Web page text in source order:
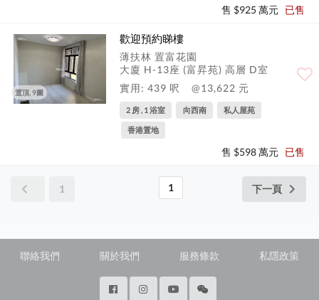
售 $925 萬元 已售
置頂, 9圖
歡迎預約睇樓
薄扶林 置富花園
大廈 H-13座 (富昇苑) 高層 D室
實用: 439 呎
@13,622 元
2 房 , 1 浴室 向西南 私人屋苑
香港置地
售 $598 萬元 已售
1 1 下一頁
聯絡我們 關於我們 服務條款 私隱政策